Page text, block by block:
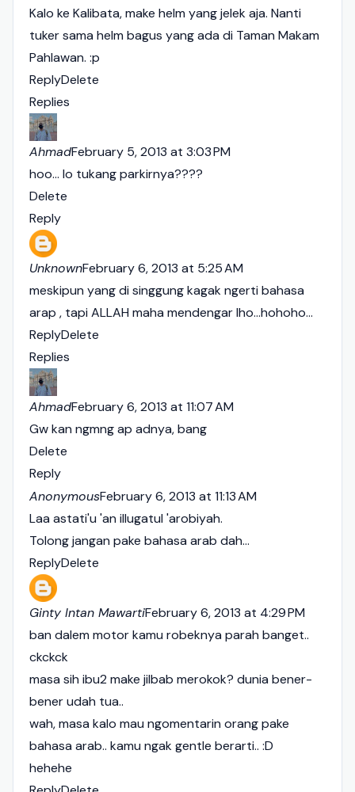
Kalo ke Kalibata, make helm yang jelek aja. Nanti
tuker sama helm bagus yang ada di Taman Makam
Pahlawan. :p
ReplyDelete
Replies
AhmadFebruary 5, 2013 at 3:03 PM
hoo... lo tukang parkirnya????
Delete
Reply
UnknownFebruary 6, 2013 at 5:25 AM
meskipun yang di singgung kagak ngerti bahasa
arap , tapi ALLAH maha mendengar lho...hohoho...
ReplyDelete
Replies
AhmadFebruary 6, 2013 at 11:07 AM
Gw kan ngmng ap adnya, bang
Delete
Reply
AnonymousFebruary 6, 2013 at 11:13 AM
Laa astati'u 'an illugatul 'arobiyah.
Tolong jangan pake bahasa arab dah...
ReplyDelete
Ginty Intan MawartiFebruary 6, 2013 at 4:29 PM
ban dalem motor kamu robeknya parah banget..
ckckck
masa sih ibu2 make jilbab merokok? dunia bener-
bener udah tua..
wah, masa kalo mau ngomentarin orang pake
bahasa arab.. kamu ngak gentle berarti.. :D
hehehe